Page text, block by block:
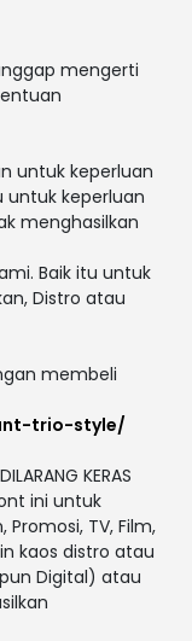
mengerti
untuk keperluan
untuk keperluan
menghasilkan
Baik itu untuk
Distro atau
membeli
trio-style/
KERAS
ini untuk
TV, Film,
kaos distro atau
Digital) atau